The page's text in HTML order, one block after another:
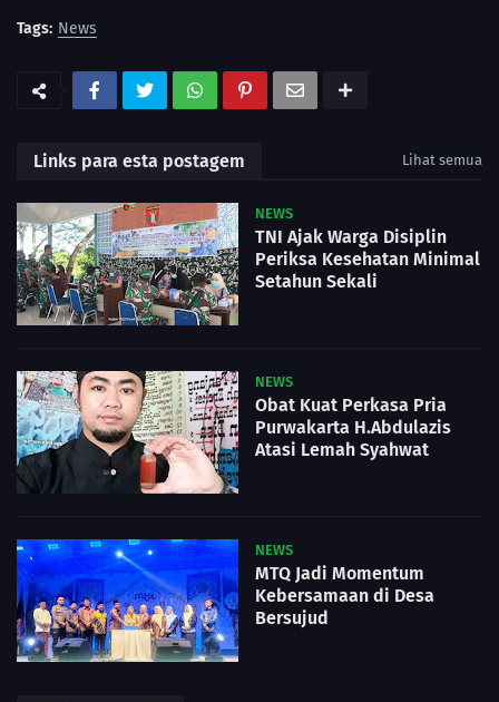
Tags: News
Links para esta postagem Lihat semua
NEWS
TNI Ajak Warga Disiplin
Periksa Kesehatan Minimal
Setahun Sekali
NEWS
Obat Kuat Perkasa Pria
Purwakarta H.Abdulazis
Atasi Lemah Syahwat
NEWS
MTQ Jadi Momentum
Kebersamaan di Desa
Bersujud